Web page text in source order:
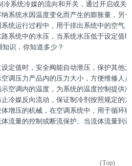
冷系统冷媒的流向和开关，通过开启或关
系统水因温度变化而产生的膨胀量，另
统运行过程中，用于排出系统中的空气
系统中的水压，当系统水压低于设定值
定值时，安全阀能自动泄压，保护其他
调压力产品内的压力大小，方便维修人
空调内的温度，为系统的温度控制提供
冷媒反向流动，保证制冷剂按照规定的
增压的机械，在空调系统中，用于循环
流量的控制或断流保护。当流体流量到
(Top)